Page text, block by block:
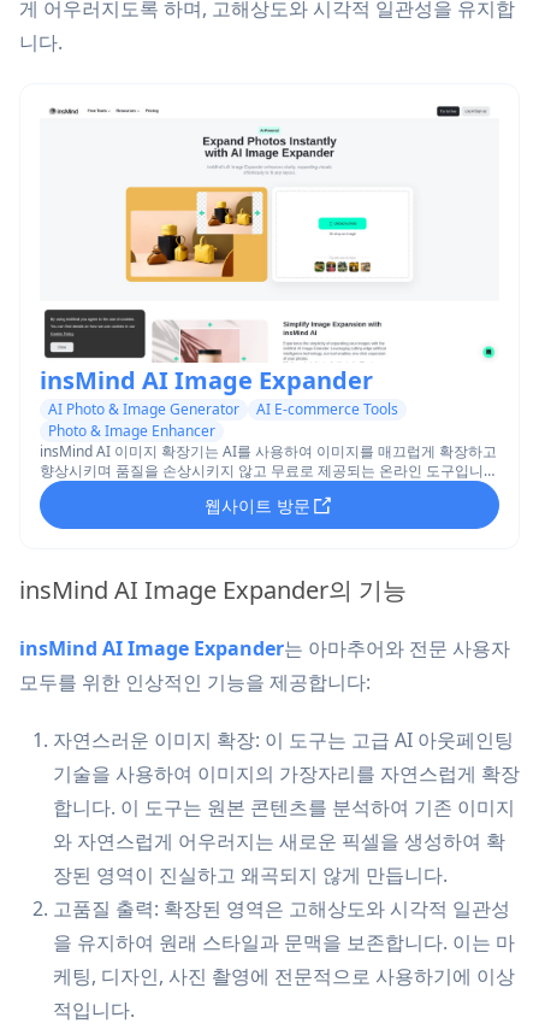
게 어우러지도록 하며, 고해상도와 시각적 일관성을 유지합
니다.
insMind AI Image Expander
AI Photo & Image Generator
AI E-commerce Tools
Photo & Image Enhancer
insMind AI 이미지 확장기는 AI를 사용하여 이미지를 매끄럽게 확장하고
향상시키며 품질을 손상시키지 않고 무료로 제공되는 온라인 도구입니
다.
웹사이트 방문
insMind AI Image Expander의 기능
insMind AI Image Expander는 아마추어와 전문 사용자
모두를 위한 인상적인 기능을 제공합니다:
자연스러운 이미지 확장: 이 도구는 고급 AI 아웃페인팅
기술을 사용하여 이미지의 가장자리를 자연스럽게 확장
합니다. 이 도구는 원본 콘텐츠를 분석하여 기존 이미지
와 자연스럽게 어우러지는 새로운 픽셀을 생성하여 확
장된 영역이 진실하고 왜곡되지 않게 만듭니다.
고품질 출력: 확장된 영역은 고해상도와 시각적 일관성
을 유지하여 원래 스타일과 문맥을 보존합니다. 이는 마
케팅, 디자인, 사진 촬영에 전문적으로 사용하기에 이상
적입니다.